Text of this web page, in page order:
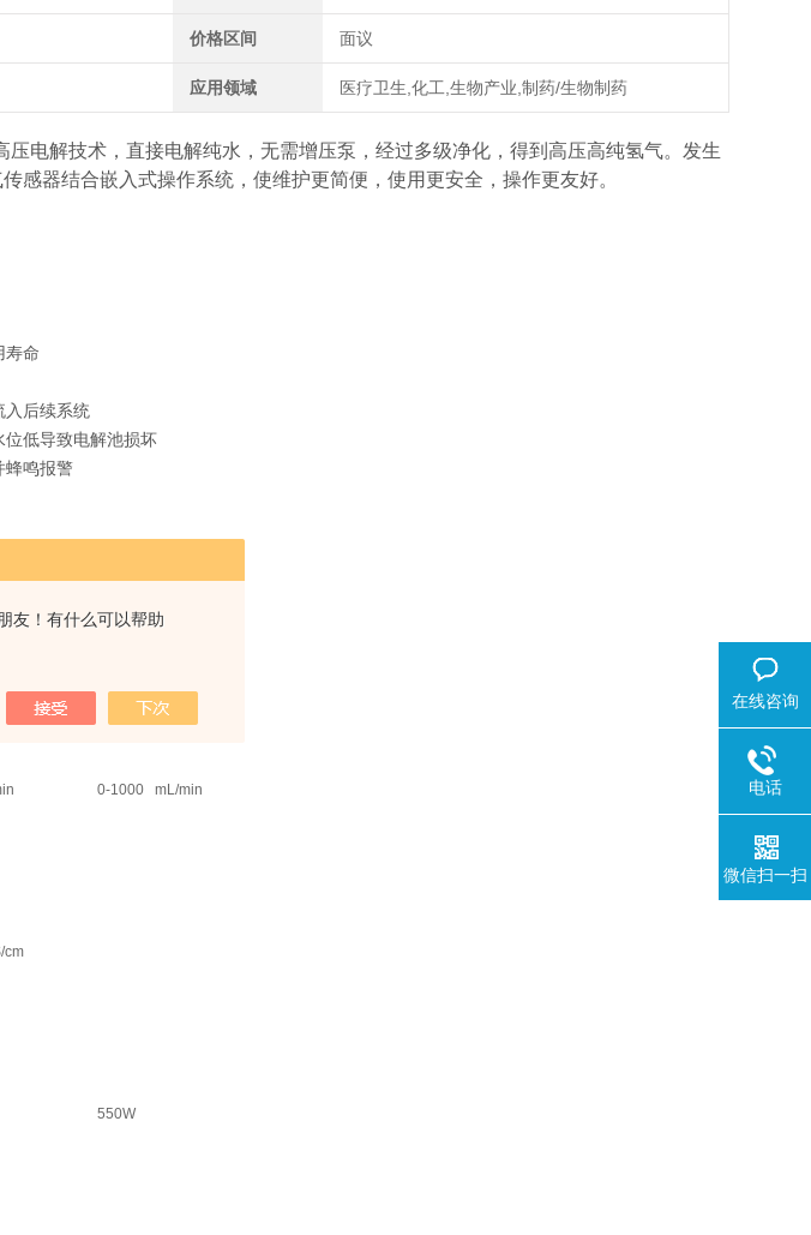
友！有什么可以帮助
价格区间 面议
应用领域 医疗卫生,化工,生物产业,制药/生物制药
压电解技术，直接电解纯水，无需增压泵，经过多级净化，得到高压高纯氢气。发生
感器结合嵌入式操作系统，使维护更简便，使用更安全，操作更友好。
寿命
入后续系统
低导致电解池损坏
蜂鸣报警
0-1000 mL/min
cm
550W
在线咨询
电话
微信扫一扫